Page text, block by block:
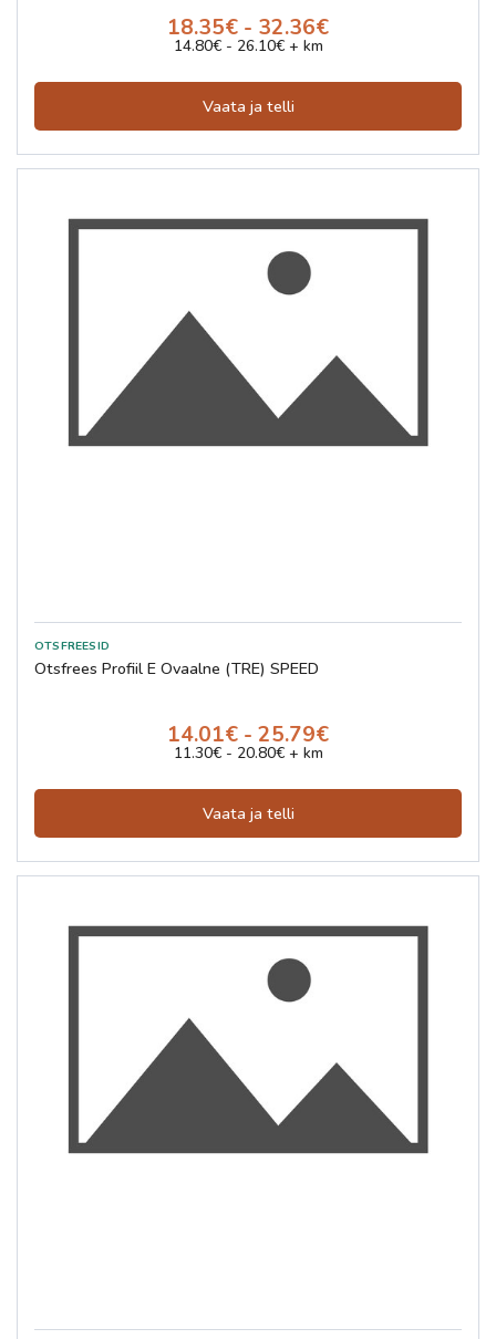
18.35€ - 32.36€
14.80€ - 26.10€ + km
Vaata ja telli
Otsfrees Profiil E Ovaalne (TRE) SPEED
14.01€ - 25.79€
11.30€ - 20.80€ + km
Vaata ja telli